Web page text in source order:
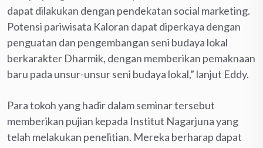
dapat dilakukan dengan pendekatan social marketing.
Potensi pariwisata Kaloran dapat diperkaya dengan
penguatan dan pengembangan seni budaya lokal
berkarakter Dharmik, dengan memberikan pemaknaan
baru pada unsur-unsur seni budaya lokal,” lanjut Eddy.
Para tokoh yang hadir dalam seminar tersebut
memberikan pujian kepada Institut Nagarjuna yang
telah melakukan penelitian. Mereka berharap dapat